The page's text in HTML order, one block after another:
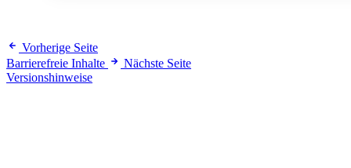
Vorherige Seite
Barrierefreie Inhalte
Nächste Seite
Versionshinweise